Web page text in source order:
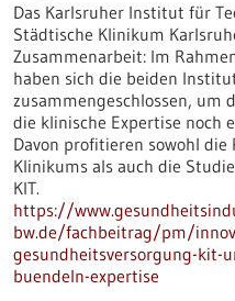
Das Karlsruher Institut für
Städtische Klinikum
Zusammenarbeit: Im
haben sich die beiden
zusammengeschlossen, um
die klinische Expertise noch
Davon profitieren sowohl
Klinikums als auch die
KIT.
https://
bw.de/fachbeitrag/pm/
gesundheitsversorgung-kit-
buendeln-expertise